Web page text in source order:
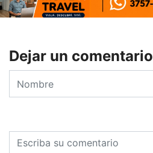
Dejar un comentario